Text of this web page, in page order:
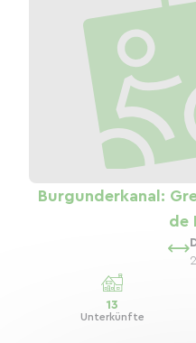
Burgunderkanal:
de
13
Unterkünfte